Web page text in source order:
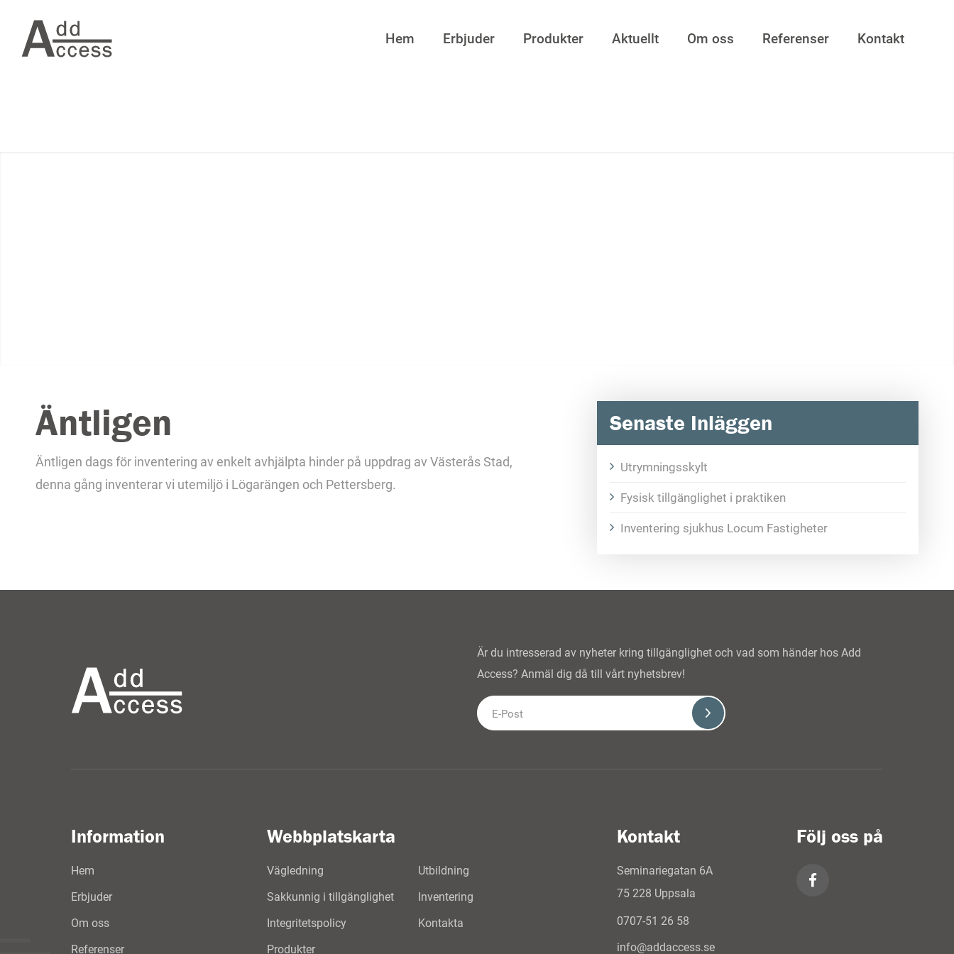
Hem Erbjuder Produkter Aktuellt Om oss Referenser Kontakt
Äntligen
Äntligen dags för inventering av enkelt avhjälpta hinder på uppdrag av Västerås Stad,
denna gång inventerar vi utemiljö i Lögarängen och Pettersberg.
Senaste Inläggen
Utrymningsskylt
Fysisk tillgänglighet i praktiken
Inventering sjukhus Locum Fastigheter
Är du intresserad av nyheter kring tillgänglighet och vad som händer hos Add
Access? Anmäl dig då till vårt nyhetsbrev!
Information
Hem
Erbjuder
Om oss
Referenser
Webbplatskarta
Vägledning
Utbildning
Sakkunnig i tillgänglighet
Inventering
Integritetspolicy
Kontakta
Produkter
Kontakt
Seminariegatan 6A
75 228 Uppsala
0707-51 26 58
info@addaccess.se
Följ oss på